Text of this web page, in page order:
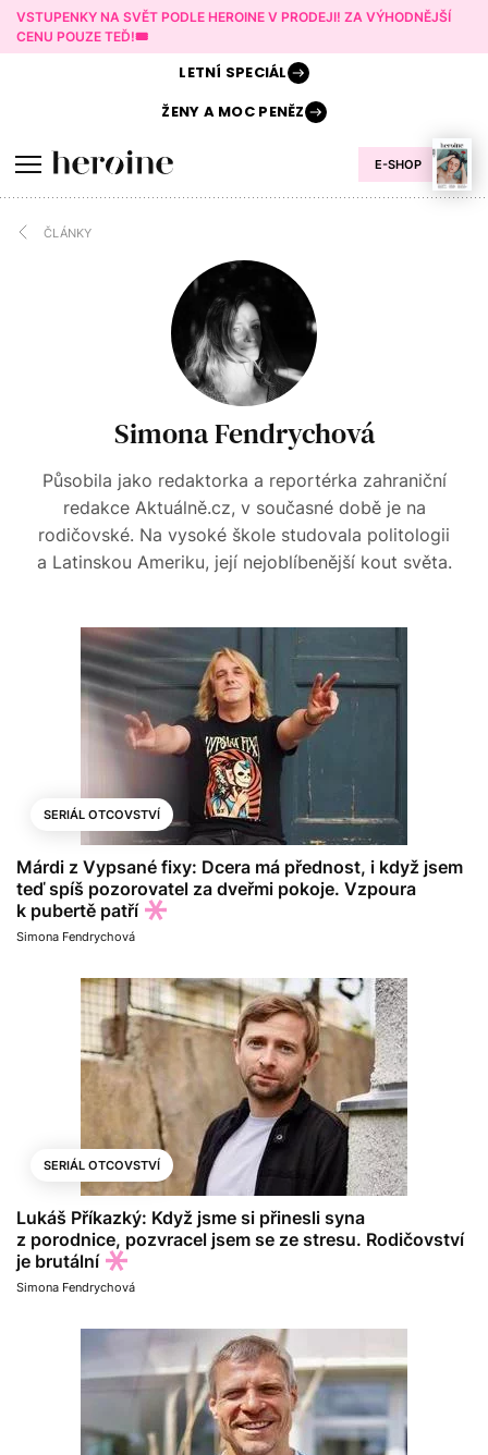
VSTUPENKY NA SVĚT PODLE HEROINE V PRODEJI! ZA VÝHODNĚJŠÍ
CENU POUZE TEĎ!🎟️
E-SHOP
LETNÍ SPECIÁL
ŽENY AMOC PENĚZ
ČLÁNKY
Simona Fendrychová
Působila jako redaktorka a reportérka zahraniční
redakce Aktuálně.cz, v současné době je na
rodičovské. Na vysoké škole studovala politologii
a Latinskou Ameriku, její nejoblíbenější kout světa.
SERIÁL OTCOVSTVÍ
Márdi z Vypsané fixy: Dcera má přednost, i když jsem
teď spíš pozorovatel za dveřmi pokoje. Vzpoura
k pubertě patří
Simona Fendrychová
SERIÁL OTCOVSTVÍ
Lukáš Příkazký: Když jsme si přinesli syna
z porodnice, pozvracel jsem se ze stresu. Rodičovství
je brutální
Simona Fendrychová